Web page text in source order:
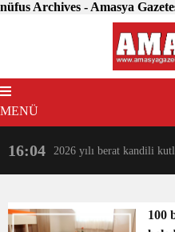
nüfus Archives - Amasya
MENÜ
16:04 2026 yılı berat kandili
100